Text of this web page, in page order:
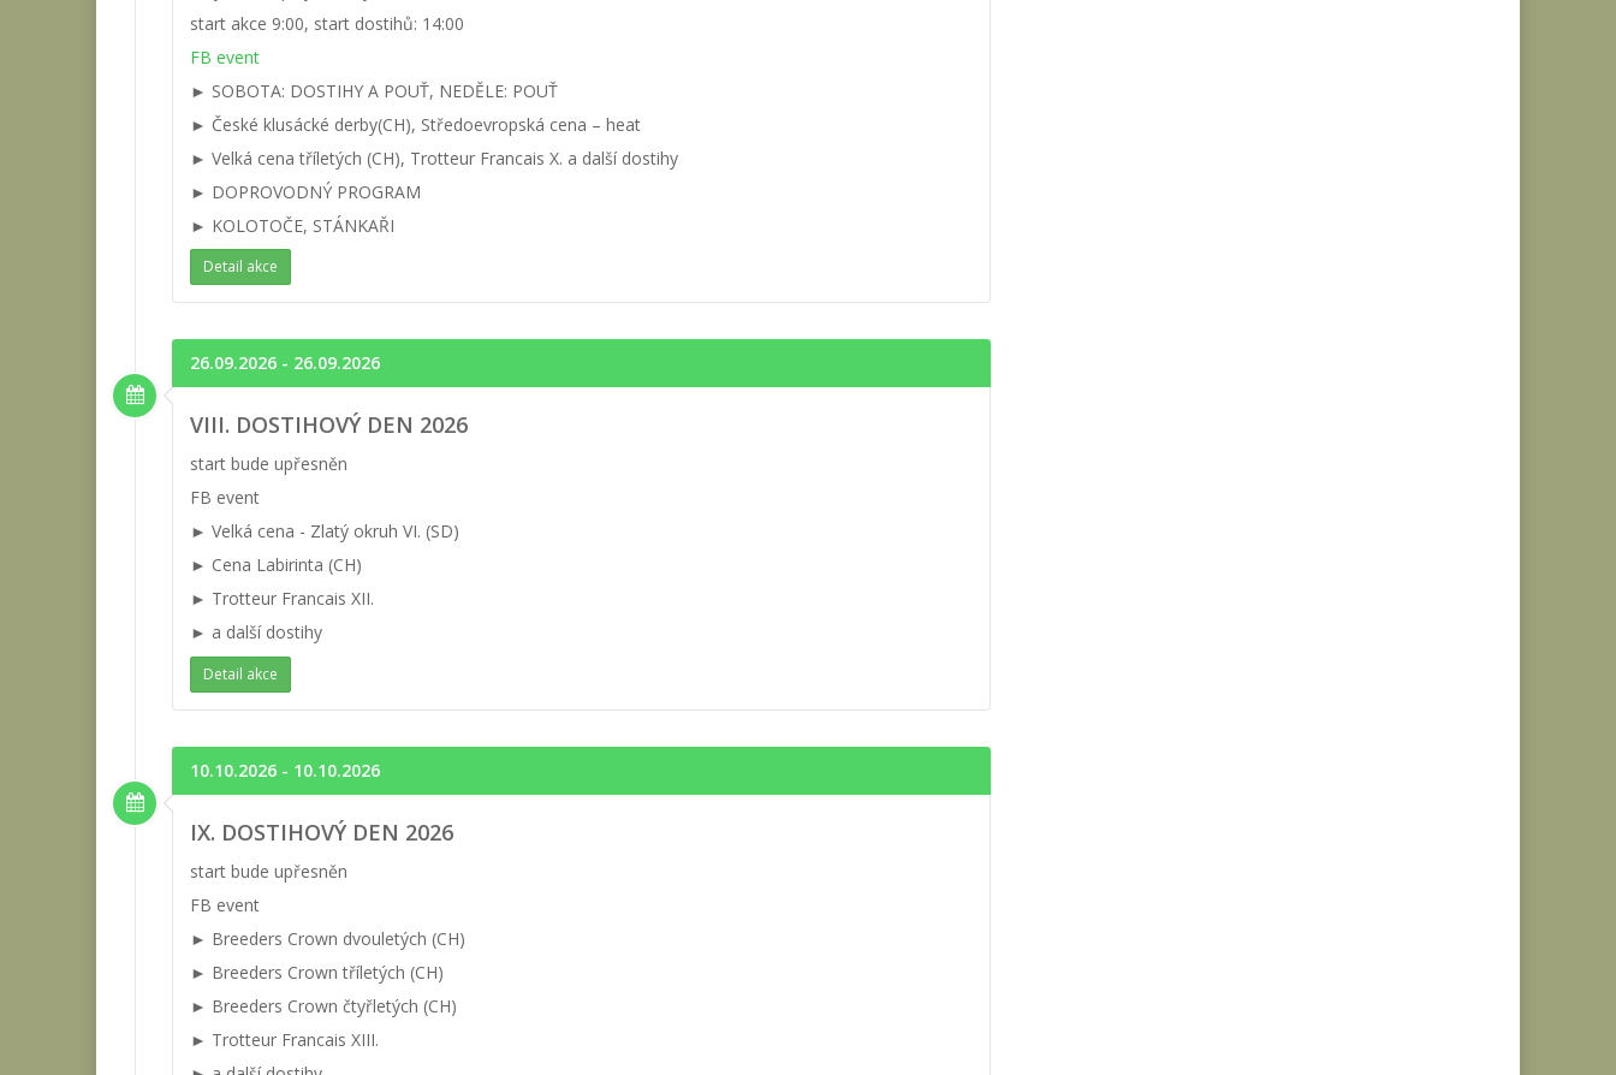
start akce 9:00, start dostihů: 14:00
FB event
► SOBOTA: DOSTIHY A POUŤ, NEDĚLE: POUŤ
► České klusácké derby(CH), Středoevropská cena – heat
► Velká cena tříletých (CH), Trotteur Francais X. a další dostihy
► DOPROVODNÝ PROGRAM
► KOLOTOČE, STÁNKAŘI
Detail akce
26.09.2026 - 26.09.2026
VIII. DOSTIHOVÝ DEN 2026
start bude upřesněn
FB event
► Velká cena - Zlatý okruh VI. (SD)
► Cena Labirinta (CH)
► Trotteur Francais XII.
► a další dostihy
Detail akce
10.10.2026 - 10.10.2026
IX. DOSTIHOVÝ DEN 2026
start bude upřesněn
FB event
► Breeders Crown dvouletých (CH)
► Breeders Crown tříletých (CH)
► Breeders Crown čtyřletých (CH)
► Trotteur Francais XIII.